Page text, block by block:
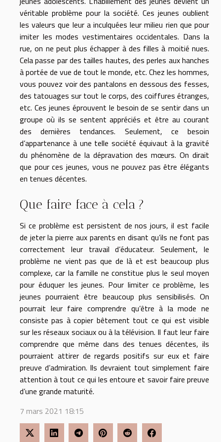
véritable problème pour la société. Ces jeunes oublient
les valeurs que leur a inculquées leur milieu rien que pour
imiter les modes vestimentaires occidentales. Dans la
rue, on ne peut plus échapper à des filles à moitié nues.
Cela passe par des tailles hautes, des perles aux hanches
à portée de vue de tout le monde, etc. Chez les hommes,
vous pouvez voir des pantalons en dessous des fesses,
des tatouages sur tout le corps, des coiffures étranges,
etc. Ces jeunes éprouvent le besoin de se sentir dans un
groupe où ils se sentent appréciés et être au courant
des dernières tendances. Seulement, ce besoin
d’appartenance à une telle société équivaut à la gravité
du phénomène de la dépravation des mœurs. On dirait
que pour ces jeunes, vous ne pouvez pas être élégants
en tenues décentes.
Que faire face à cela ?
Si ce problème est persistent de nos jours, il est facile
de jeter la pierre aux parents en disant qu’ils ne font pas
correctement leur travail d’éducateur. Seulement, le
problème ne vient pas que de là et est beaucoup plus
complexe, car la famille ne constitue plus le seul moyen
pour éduquer les jeunes. Pour limiter ce problème, les
jeunes pourraient être beaucoup plus sensibilisés. On
pourrait leur faire comprendre qu’être à la mode ne
consiste pas à copier bêtement tout ce qui est visible
sur les réseaux sociaux ou à la télévision. Il faut leur faire
comprendre que même dans des tenues décentes, ils
pourraient attirer de regards positifs sur eux et faire
preuve d’admiration. Ils devraient tout simplement faire
attention à tout ce qui les entoure et savoir faire preuve
d’une grande maturité.
7 mars 2021 18:15